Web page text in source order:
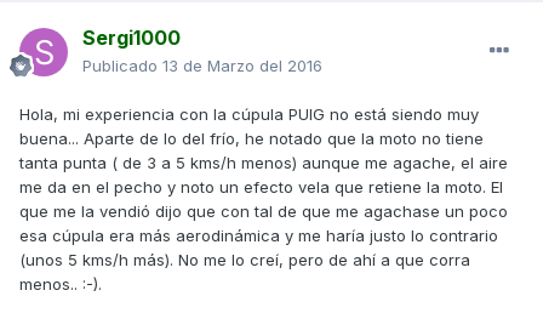
Sergi1000
Publicado 13 de Marzo del 2016
Hola, mi experiencia con la cúpula PUIG no está siendo muy
buena... Aparte de lo del frío, he notado que la moto no tiene
tanta punta ( de 3 a 5 kms/h menos) aunque me agache, el aire
me da en el pecho y noto un efecto vela que retiene la moto. El
que me la vendió dijo que con tal de que me agachase un poco
esa cúpula era más aerodinámica y me haría justo lo contrario
(unos 5 kms/h más). No me lo creí, pero de ahí a que corra
menos.. :-).